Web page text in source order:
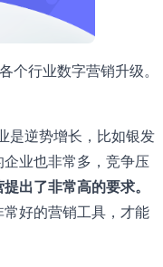
行业数字营销升级。
是逆势增长，比如银发
业也非常多，竞争压
出了非常高的要求。
好的营销工具，才能